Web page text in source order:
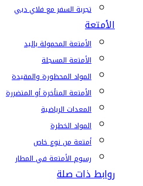
تجربة السفر مع فلاي دبي
الأمتعة
الأمتعة المحمولة باليد
الأمتعة المسجلة
المواد المحظورة والمقيدة
الأمتعة المتأخرة أو المتضررة
المعدات الرياضية
المواد الخطرة
أمتعة من نوع خاص
رسوم الأمتعة في المطار
روابط ذات صلة